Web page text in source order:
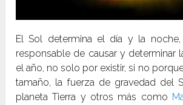
El Sol determina el día y la
responsable de causar y determinar
el año, no solo por existir, si no
tamaño, la fuerza de gravedad del
planeta Tierra y otros más como